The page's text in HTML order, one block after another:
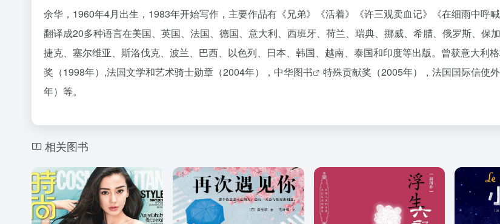
余华，1960年4月出生，1983年开始写作，主要作品有《兄弟》《活着》《许三观卖血记》《在细雨中呼
翻译成20多种语言在美国、英国、法国、德国、意大利、西班牙、荷兰、瑞典、挪威、希腊、俄罗斯、保加
捷克、塞尔维亚、斯洛伐克、波兰、巴西、以色列、日本、韩国、越南、泰国和印度等出版。曾获意大利
奖（1998年）,法国文学和艺术骑士勋章（2004年），中华图书
特殊贡献奖（2005年），法国国际信使
年）等。
相关图书